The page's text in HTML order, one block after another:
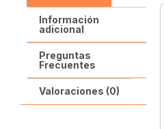
Información
adicional
Preguntas
Frecuentes
Valoraciones (0)